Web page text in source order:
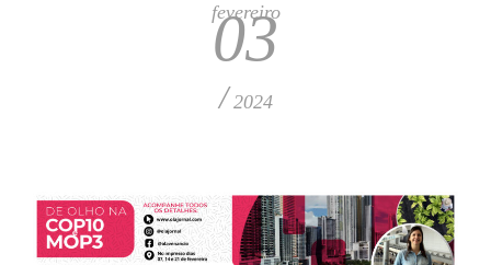
fevereiro
03
/ 2024